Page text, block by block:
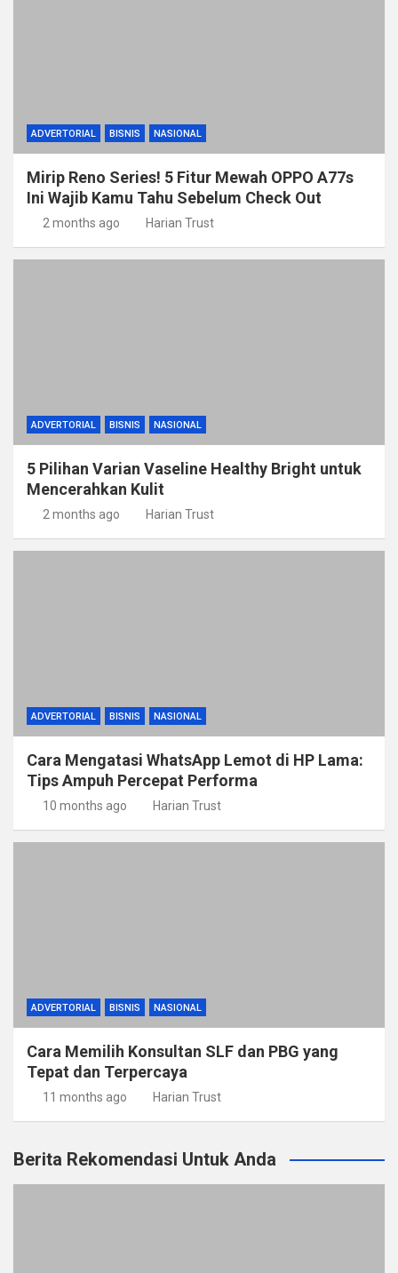
ADVERTORIAL BISNIS NASIONAL
Mirip Reno Series! 5 Fitur Mewah OPPO A77s
Ini Wajib Kamu Tahu Sebelum Check Out
2 months ago Harian Trust
ADVERTORIAL BISNIS NASIONAL
5 Pilihan Varian Vaseline Healthy Bright untuk
Mencerahkan Kulit
2 months ago Harian Trust
ADVERTORIAL BISNIS NASIONAL
Cara Mengatasi WhatsApp Lemot di HP Lama:
Tips Ampuh Percepat Performa
10 months ago Harian Trust
ADVERTORIAL BISNIS NASIONAL
Cara Memilih Konsultan SLF dan PBG yang
Tepat dan Terpercaya
11 months ago Harian Trust
Berita Rekomendasi Untuk Anda